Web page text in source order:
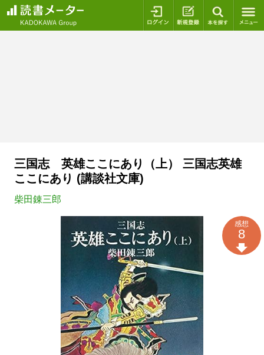
ログイン 新規登録
三国志 英雄ここにあり（上） 三国志英雄
ここにあり (講談社文庫)
柴田錬三郎
感想
8